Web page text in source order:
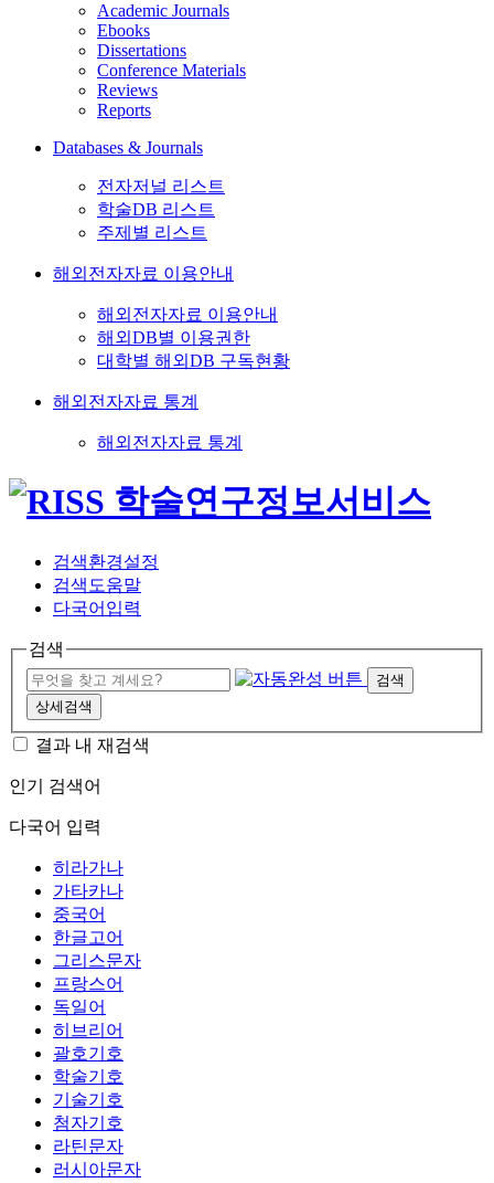
Academic Journals
Ebooks
Dissertations
Conference Materials
Reviews
Reports
Databases & Journals
전자저널 리스트
학술DB 리스트
주제별 리스트
해외전자자료 이용안내
해외전자자료 이용안내
해외DB별 이용권한
대학별 해외DB 구독현황
해외전자자료 통계
해외전자자료 통계
검색환경설정
검색도움말
다국어입력
검색
검색
상세검색
결과 내 재검색
인기 검색어
다국어 입력
히라가나
가타카나
중국어
한글고어
그리스문자
프랑스어
독일어
히브리어
괄호기호
학술기호
기술기호
첨자기호
라틴문자
러시아문자